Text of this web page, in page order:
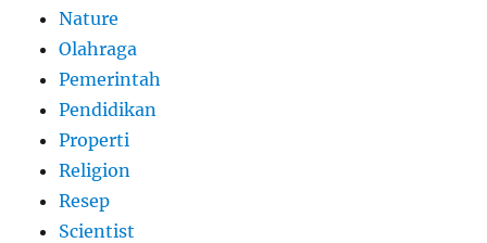
Nature
Olahraga
Pemerintah
Pendidikan
Properti
Religion
Resep
Scientist